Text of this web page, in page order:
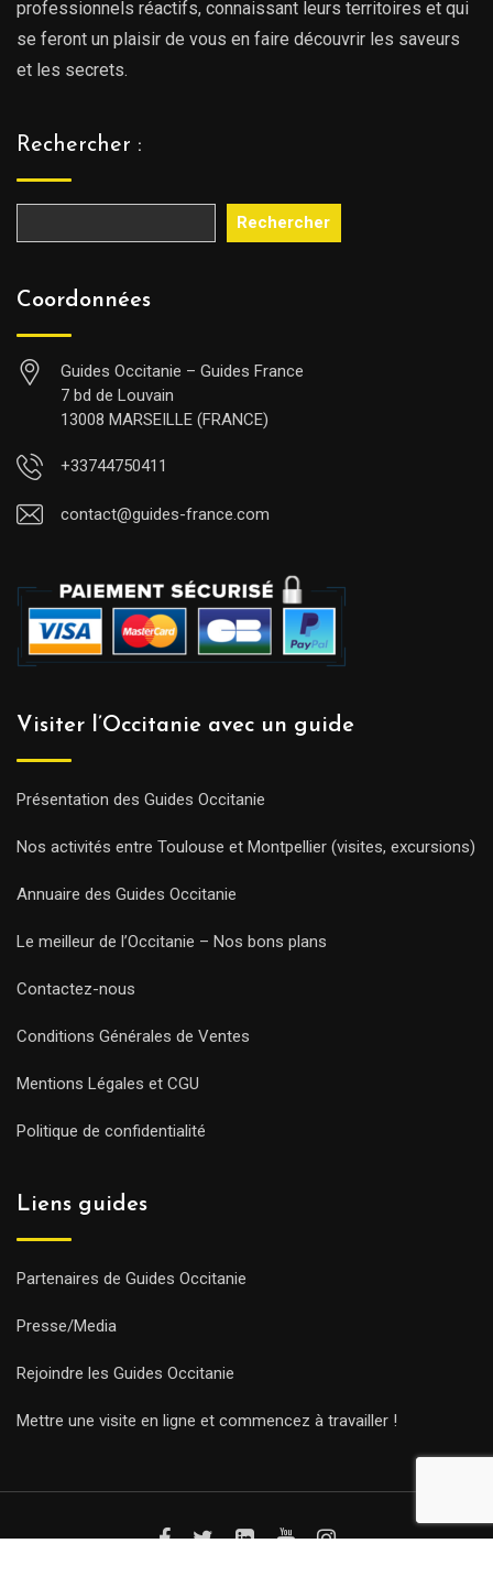
professionnels réactifs, connaissant leurs territoires et qui
se feront un plaisir de vous en faire découvrir les saveurs
et les secrets.
Rechercher :
Rechercher
Coordonnées
Guides Occitanie – Guides France
7 bd de Louvain
13008 MARSEILLE (FRANCE)
+33744750411
contact@guides-france.com
Visiter l’Occitanie avec un guide
Présentation des Guides Occitanie
Nos activités entre Toulouse et Montpellier (visites, excursions)
Annuaire des Guides Occitanie
Le meilleur de l’Occitanie – Nos bons plans
Contactez-nous
Conditions Générales de Ventes
Mentions Légales et CGU
Politique de confidentialité
Liens guides
Partenaires de Guides Occitanie
Presse/Media
Rejoindre les Guides Occitanie
Mettre une visite en ligne et commencez à travailler !